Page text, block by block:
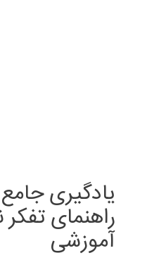
یادگیری
راهنمای تفکر
آموزشی